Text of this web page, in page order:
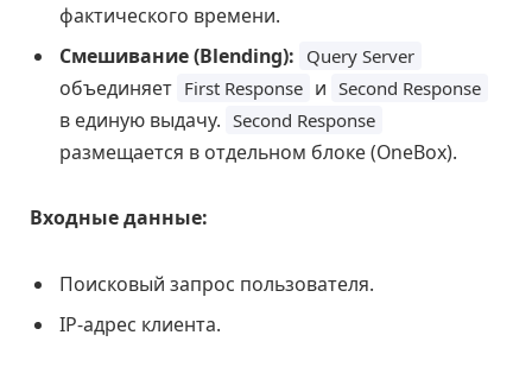
фактического времени.
Смешивание (Blending): Query Server
объединяет First Response и Second Response
в единую выдачу. Second Response
размещается в отдельном блоке (OneBox).
Входные данные:
Поисковый запрос пользователя.
IP-адрес клиента.